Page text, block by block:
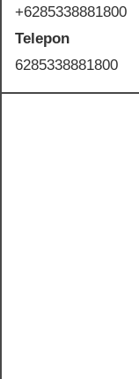
+6285338881800
Telepon
6285338881800